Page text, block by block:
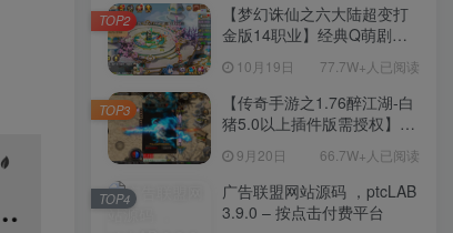
【梦幻诛仙之六大陆超变打
金版14职业】经典Q萌剧情
Linux服务端源码视频架设教
程-新版多功能GM网页后台
工具-安卓苹果IOS双端版
本！
10月19日 77.7W+人已阅读
TOP2
【传奇手游之1.76醉江湖-白
猪5.0以上插件版需授权】三
手游-Win服务端源码视频架
设教程-新版GM多功能网页
授权物品后台-九层妖塔-法宠
9月20日 66.7W+人已阅读
TOP3
广告联盟网站源码 ，ptcLAB
3.9.0 – 按点击付费平台
TOP4